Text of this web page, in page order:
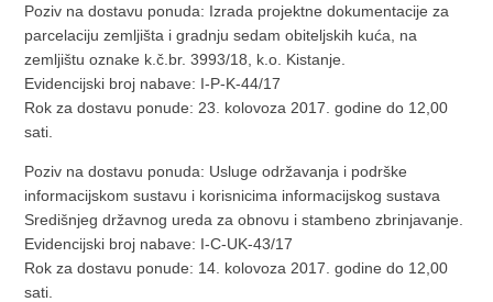
Poziv na dostavu ponuda: Izrada projektne dokumentacije za
parcelaciju zemljišta i gradnju sedam obiteljskih kuća, na
zemljištu oznake k.č.br. 3993/18, k.o. Kistanje.
Evidencijski broj nabave: I-P-K-44/17
Rok za dostavu ponude: 23. kolovoza 2017. godine do 12,00
sati.
Poziv na dostavu ponuda: Usluge održavanja i podrške
informacijskom sustavu i korisnicima informacijskog sustava
Središnjeg državnog ureda za obnovu i stambeno zbrinjavanje.
Evidencijski broj nabave: I-C-UK-43/17
Rok za dostavu ponude: 14. kolovoza 2017. godine do 12,00
sati.